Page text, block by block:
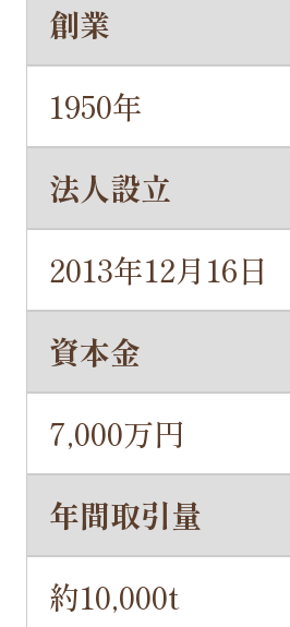
創業
1950年
法人設立
2013年12月16日
資本金
7,000万円
年間取引量
約10,000t